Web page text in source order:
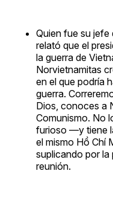
Quien fue su jefe
relató que el
la guerra de
Norvietnamitas
en el que podría
guerra.
Dios, conoces a
Comunismo. No
furioso —y tiene
el mismo Hồ Chí
suplicando por la
reunión.